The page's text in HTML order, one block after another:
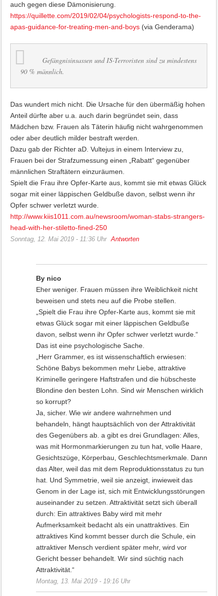
auch gegen diese Dämonisierung.
https://quillette.com/2019/02/04/psychologists-respond-to-the-
apas-guidance-for-treating-men-and-boys(via Genderama)
Gefängnisinsassen und IS-Terroristen sind zu mindestens
90 % männlich.
Das wundert mich nicht. Die Ursache für den übermäßig hohen
Anteil dürfte aber u.a. auch darin begründet sein, dass
Mädchen bzw. Frauen als Täterin häufig nicht wahrgenommen
oder aber deutlich milder bestraft werden.
Dazu gab der Richter aD. Vultejus in einem Interview zu,
Frauen bei der Strafzumessung einen „Rabatt“ gegenüber
männlichen Straftätern einzuräumen.
Spielt die Frau ihre Opfer-Karte aus, kommt sie mit etwas Glück
sogar mit einer läppischen Geldbuße davon, selbst wenn ihr
Opfer schwer verletzt wurde.
http://www.kiis1011.com.au/newsroom/woman-stabs-strangers-
head-with-her-stiletto-fined-250
Sonntag, 12. Mai 2019 - 11:36 Uhr Antworten
By nico
Eher weniger. Frauen müssen ihre Weiblichkeit nicht
beweisen und stets neu auf die Probe stellen.
„Spielt die Frau ihre Opfer-Karte aus, kommt sie mit
etwas Glück sogar mit einer läppischen Geldbuße
davon, selbst wenn ihr Opfer schwer verletzt wurde.“
Das ist eine psychologische Sache.
„Herr Grammer, es ist wissenschaftlich erwiesen:
Schöne Babys bekommen mehr Liebe, attraktive
Kriminelle geringere Haftstrafen und die hübscheste
Blondine den besten Lohn. Sind wir Menschen wirklich
so korrupt?
Ja, sicher. Wie wir andere wahrnehmen und
behandeln, hängt hauptsächlich von der Attraktivität
des Gegenübers ab. a gibt es drei Grundlagen: Alles,
was mit Hormon­markierungen zu tun hat, volle Haare,
Gesichtszüge, Körperbau, Geschlechts­merkmale. Dann
das Alter, weil das mit dem Reproduktions­status zu tun
hat. Und Symmetrie, weil sie anzeigt, inwieweit das
Genom in der Lage ist, sich mit Entwicklungs­störungen
auseinander zu setzen. Attraktivität setzt sich überall
durch: Ein attraktives Baby wird mit mehr
Aufmerksamkeit bedacht als ein unattraktives. Ein
attraktives Kind kommt besser durch die Schule, ein
attraktiver Mensch verdient später mehr, wird vor
Gericht besser behandelt. Wir sind süchtig nach
Attraktivität.“
Montag, 13. Mai 2019 - 19:16 Uhr